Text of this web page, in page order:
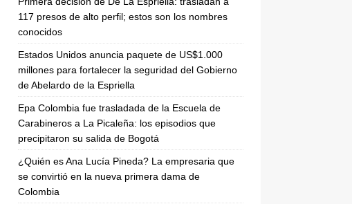
117 presos de alto perfil; estos son los nombres
conocidos
Estados Unidos anuncia paquete de US$1.000
millones para fortalecer la seguridad del Gobierno
de Abelardo de la Espriella
Epa Colombia fue trasladada de la Escuela de
Carabineros a La Picaleña: los episodios que
precipitaron su salida de Bogotá
¿Quién es Ana Lucía Pineda? La empresaria que
se convirtió en la nueva primera dama de
Colombia